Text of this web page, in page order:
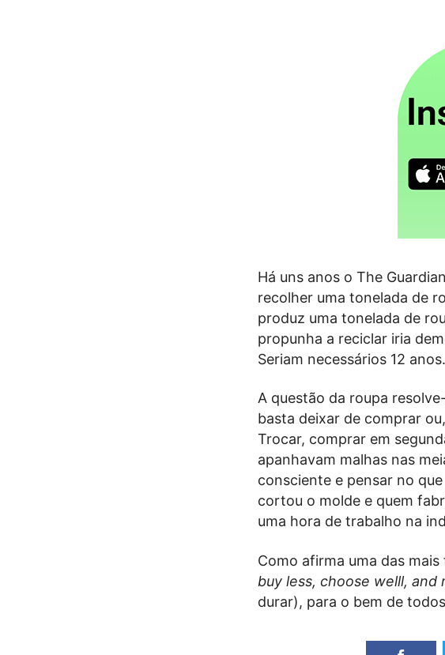
Há uns anos o The
recolher uma tonelada de
produz uma tonelada de
propunha a reciclar iria
Seriam necessários 12
A questão da roupa
basta deixar de comprar
Trocar, comprar em
apanhavam malhas nas
consciente e pensar no
cortou o molde e quem
uma hora de trabalho na
Como afirma uma das
buy less, choose welll, and
durar), para o bem de